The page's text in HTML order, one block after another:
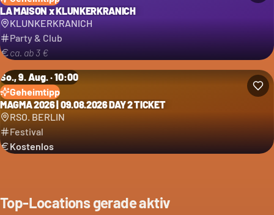
LA MAISON x KLUNKERKRANICH
KLUNKERKRANICH
Party & Club
ca. ab 3 €
So., 9. Aug. · 10:00
Geheimtipp
MAGMA 2026 | 09.08.2026 DAY 2 TICKET
RSO. BERLIN
Festival
Kostenlos
Kategorie: Festival
Top-Locations gerade aktiv